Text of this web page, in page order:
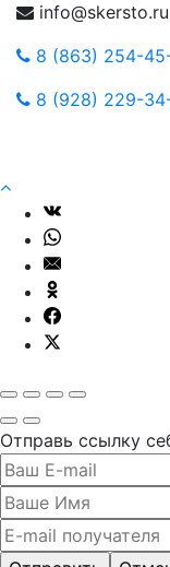
info@skersto.ru
8 (863) 254-
8 (928) 229-
Отправь ссылку